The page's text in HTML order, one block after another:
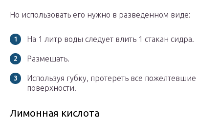
Но использовать его нужно в разведенном виде:
На 1 литр воды следует влить 1 стакан сидра.
Размешать.
Используя губку, протереть все пожелтевшие
поверхности.
Лимонная кислота